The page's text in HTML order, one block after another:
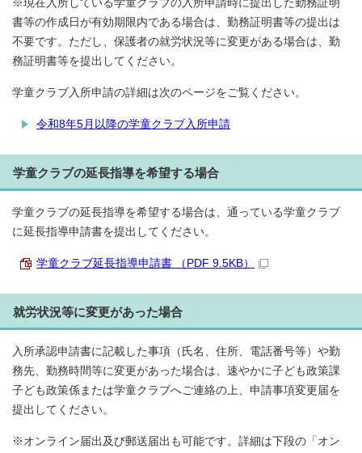
※現在入所している学童クラブの入所申請時に提出した勤務証明
書等の作成日が有効期限内である場合は、勤務証明書等の提出は
不要です。ただし、保護者の就労状況等に変更がある場合は、勤
務証明書等を提出してください。
学童クラブ入所申請の詳細は次のページをご覧ください。
令和8年5月以降の学童クラブ入所申請
学童クラブの延長指導を希望する場合
学童クラブの延長指導を希望する場合は、通っている学童クラブ
に延長指導申請書を提出してください。
学童クラブ延長指導申請書 （PDF 9.5KB）
就労状況等に変更があった場合
入所承認申請書に記載した事項（氏名、住所、電話番号等）や勤
務先、勤務時間等に変更があった場合は、速やかに子ども政策課
子ども政策係または学童クラブへご連絡の上、申請事項変更届を
提出してください。
※オンライン届出及び郵送届出も可能です。詳細は下段の「オン